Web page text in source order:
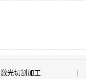
激光切割加工 |